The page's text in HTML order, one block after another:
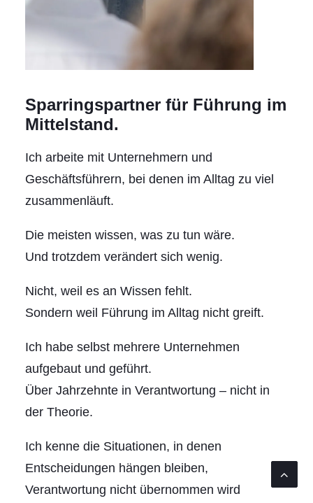
Sparringspartner für Führung im
Mittelstand.
Ich arbeite mit Unternehmern und
Geschäftsführern, bei denen im Alltag zu viel
zusammenläuft.
Die meisten wissen, was zu tun wäre.
Und trotzdem verändert sich wenig.
Nicht, weil es an Wissen fehlt.
Sondern weil Führung im Alltag nicht greift.
Ich habe selbst mehrere Unternehmen
aufgebaut und geführt.
Über Jahrzehnte in Verantwortung – nicht in
der Theorie.
Ich kenne die Situationen, in denen
Entscheidungen hängen bleiben,
Verantwortung nicht übernommen wird